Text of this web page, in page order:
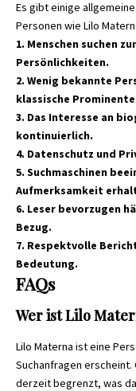
Es gibt einige
Personen wie Lilo
1. Menschen suchen
Persönlichkeiten.
2. Wenig bekannte
klassische
3. Das Interesse an
kontinuierlich.
4. Datenschutz und
5. Suchmaschinen
Aufmerksamkeit
6. Leser bevorzugen
Bezug.
7. Respektvolle
Bedeutung.
FAQs
Wer ist Lilo
Lilo Materna ist eine
Suchanfragen
derzeit begrenzt, was